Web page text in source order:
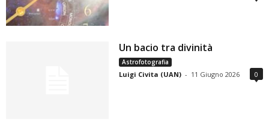
Un bacio tra divinità
Astrofotografia
Luigi Civita (UAN) - 11 Giugno 2026 0